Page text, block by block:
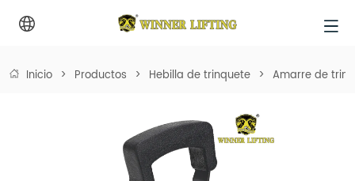
Inicio > Productos > Hebilla de trinquete > Amarre de